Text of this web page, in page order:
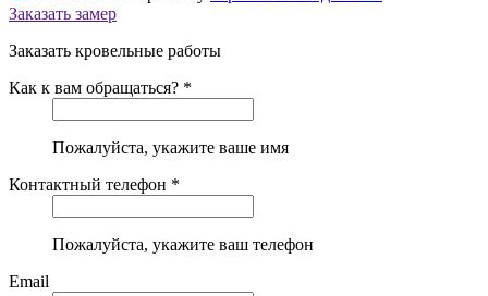
Заказать замер
Заказать кровельные работы
Как к вам обращаться? *
Пожалуйста, укажите ваше имя
Контактный телефон *
Пожалуйста, укажите ваш телефон
Email